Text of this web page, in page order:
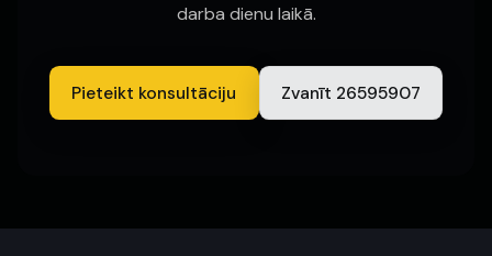
darba dienu laikā.
Pieteikt konsultāciju Zvanīt 26595907